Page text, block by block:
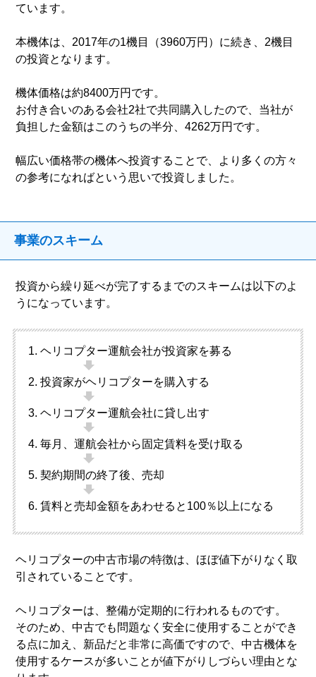
ています。
本機体は、2017年の1機目（3960万円）に続き、2機目
の投資となります。
機体価格は約8400万円です。
お付き合いのある会社2社で共同購入したので、当社が
負担した金額はこのうちの半分、4262万円です。
幅広い価格帯の機体へ投資することで、より多くの方々
の参考になればという思いで投資しました。
事業のスキーム
投資から繰り延べが完了するまでのスキームは以下のよ
うになっています。
ヘリコプター運航会社が投資家を募る
投資家がヘリコプターを購入する
ヘリコプター運航会社に貸し出す
毎月、運航会社から固定賃料を受け取る
契約期間の終了後、売却
賃料と売却金額をあわせると100％以上になる
ヘリコプターの中古市場の特徴は、ほぼ値下がりなく取
引されていることです。
ヘリコプターは、整備が定期的に行われるものです。
そのため、中古でも問題なく安全に使用することができ
る点に加え、新品だと非常に高価ですので、中古機体を
使用するケースが多いことが値下がりしづらい理由とな